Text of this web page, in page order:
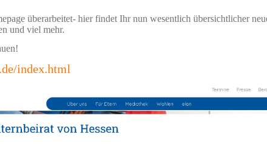
überarbeitet- hier findet Ihr nun wesentlich übersichtlicher
und viel mehr.
index.html